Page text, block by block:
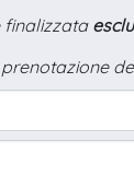
finalizzata